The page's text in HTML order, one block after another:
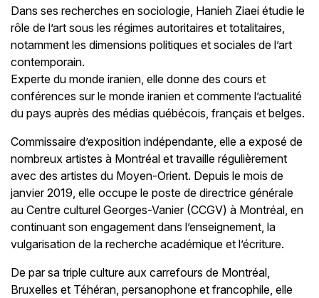
Dans ses recherches en sociologie, Hanieh Ziaei étudie le
rôle de l’art sous les régimes autoritaires et totalitaires,
notamment les dimensions politiques et sociales de l’art
contemporain.
Experte du monde iranien, elle donne des cours et
conférences sur le monde iranien et commente l’actualité
du pays auprès des médias québécois, français et belges.
Commissaire d’exposition indépendante, elle a exposé de
nombreux artistes à Montréal et travaille régulièrement
avec des artistes du Moyen-Orient. Depuis le mois de
janvier 2019, elle occupe le poste de directrice générale
au Centre culturel Georges-Vanier (CCGV) à Montréal, en
continuant son engagement dans l’enseignement, la
vulgarisation de la recherche académique et l’écriture.
De par sa triple culture aux carrefours de Montréal,
Bruxelles et Téhéran, persanophone et francophile, elle